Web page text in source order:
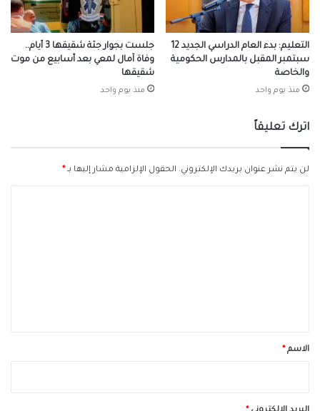
التعليم: بدء العام الدراسي الجديد 12
سبتمبر المقبل بالمدارس الحكومية
والخاصة
منذ يوم واحد
جلست بجوار جثة شقيقها 3 أيام..
وفاة آمال لمعي بعد أسابيع من موت
شقيقها
منذ يوم واحد
اترك تعليقاً
لن يتم نشر عنوان بريدك الإلكتروني. الحقول الإلزامية مشار إليها بـ*
*الاسم*